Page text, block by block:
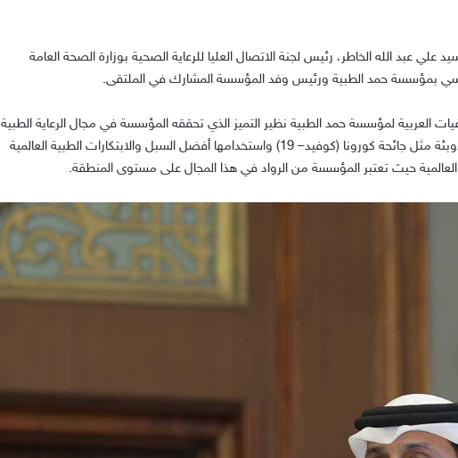
علي عبد الله الخاطر، رئيس لجنة الاتصال العليا للرعاية الصحية بوزارة الصحة العامة
بمؤسسة حمد الطبية ورئيس وفد المؤسسة المشارك في الملتقى.
العربية لمؤسسة حمد الطبية نظير التميز الذي تحققه المؤسسة في مجال الرعاية الطبية
مثل جائحة كورونا (كوفيد– 19)
واستخدامها أفضل السبل والابتكارات الطبية العالمية
حيث تعتبر المؤسسة من الرواد في هذا المجال على مستوى المنطقة.